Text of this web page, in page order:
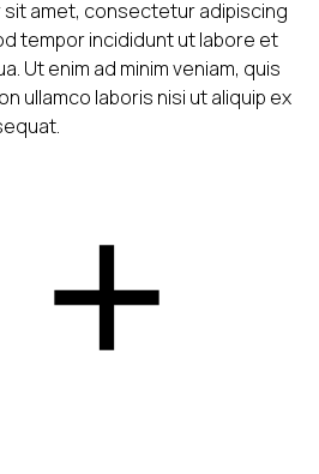
sit amet, consectetur adipiscing
tempor incididunt ut labore et
Ut enim ad minim veniam, quis
ullamco laboris nisi ut aliquip ex